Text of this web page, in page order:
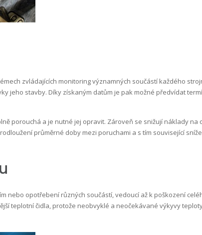
zvládajících monitoring významných součástí každého
jeho stavby. Díky získaným datům je pak možné předvídat
porouchá a je nutné jej opravit. Zároveň se snižují náklady na
průměrné doby mezi poruchami a s tím související
opotřebení různých součástí, vedoucí až k poškození
teplotní čidla, protože neobvyklé a neočekávané výkyvy